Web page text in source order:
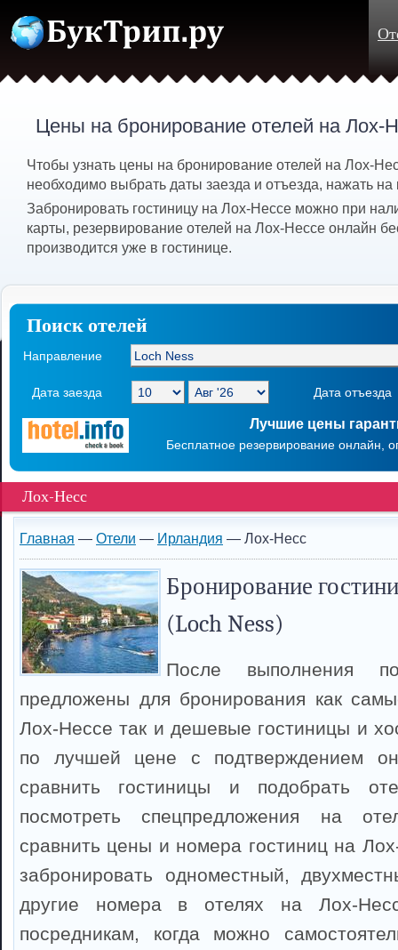
Цены на бронирование отелей на Лох-
Чтобы узнать цены на бронирование отелей на Лох-
необходимо выбрать даты заезда и отъезда, нажать на
Забронировать гостиницу на Лох-Нессе можно при
карты, резервирование отелей на Лох-Нессе онлайн
производится уже в гостинице.
Поиск отелей
Направление
Дата заезда Дата отъезда
Лучшие цены
Бесплатное резервирование онлайн,
Лох-Несс
Главная — Отели — Ирландия — Лох-Несс
Бронирование
(Loch Ness)
После выполнения
предложены для бронирования как
Лох-Нессе так и дешевые гостиницы и
по лучшей цене с подтверждением
сравнить гостиницы и подобрать
посмотреть спецпредложения на
сравнить цены и номера гостиниц на
забронировать одноместный,
другие номера в отелях на Лох-
посредникам, когда можно